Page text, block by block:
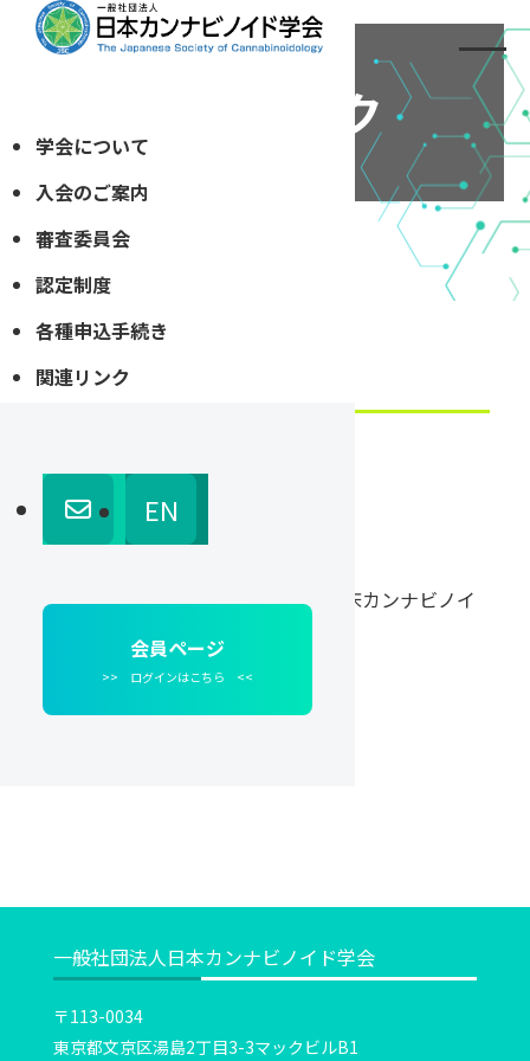
関連リンク
ホーム»関連リンク
関連学会・団体
関連団体
・東京大学大学院医学系研究科 臨床カンナビノイ
学会について
入会のご案内
審査委員会
認定制度
各種申込手続き
関連リンク
EN
会員ページ
>> ログインはこちら <<
一般社団法人日本カンナビノイド学会
〒113-0034
東京都文京区湯島2丁目3-3マックビルB1